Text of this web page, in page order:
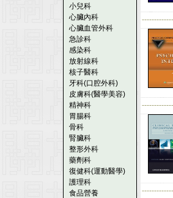
小兒科
心臟內科
心臟血管外科
急診科
感染科
放射線科
核子醫科
牙科(口腔外科)
皮膚科(醫學美容)
精神科
胃腸科
骨科
腎臟科
整形外科
藥劑科
復健科(運動醫學)
護理科
食品營養